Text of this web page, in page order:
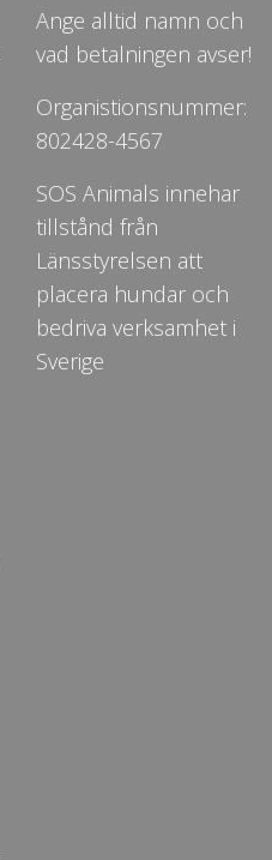
Ange alltid namn och
vad betalningen avser!
Organistionsnummer:
802428-4567
SOS Animals innehar
tillstånd från
Länsstyrelsen att
placera hundar och
bedriva verksamhet i
Sverige